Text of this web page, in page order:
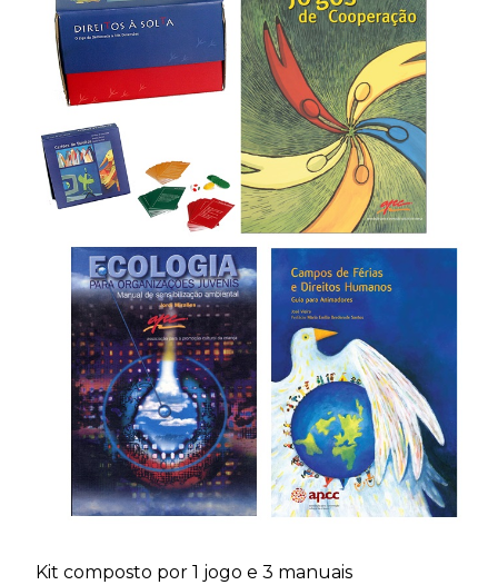
Kit composto por 1 jogo e 3 manuais